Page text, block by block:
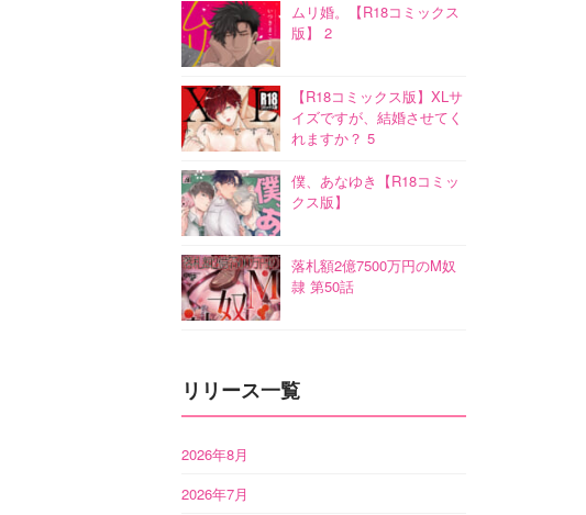
ムリ婚。【R18コミックス
版】 2
【R18コミックス版】XLサ
イズですが、結婚させてく
れますか？ 5
僕、あなゆき【R18コミッ
クス版】
落札額2億7500万円のM奴
隷 第50話
リリース一覧
2026年8月
2026年7月